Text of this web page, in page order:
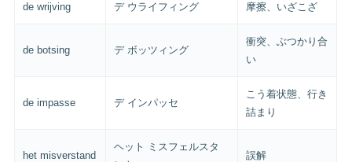
de wrijving デ ウライフィング 摩擦、いざこざ
de botsing デ ボッツィング
衝突、ぶつかり合
い
de impasse デ インパッセ
こう着状態、行き
詰まり
het misverstand
ヘット ミスフェルスタ
誤解